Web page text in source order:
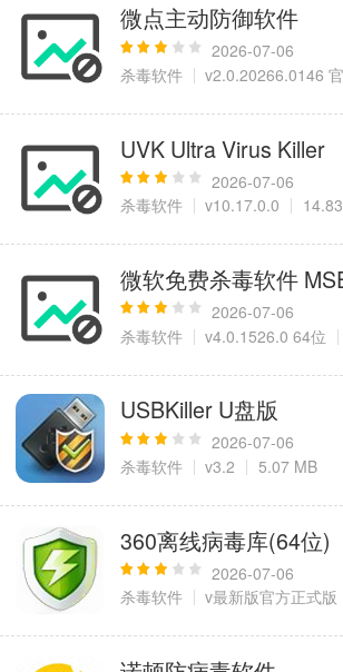
微点主动防御软件
2026-07-06
杀毒软件
v2.0.20266.0146 官
UVK Ultra Virus Killer
2026-07-06
杀毒软件
v10.17.0.0
微软免费杀毒软件
2026-07-06
杀毒软件
v4.0.1526.0 64位
USBKiller U盘版
2026-07-06
杀毒软件
v3.2 5.07 MB
360离线病毒库(64位)
2026-07-06
杀毒软件
v最新版官方正式版